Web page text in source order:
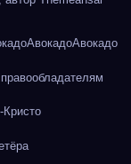
АвокадоАвокадо